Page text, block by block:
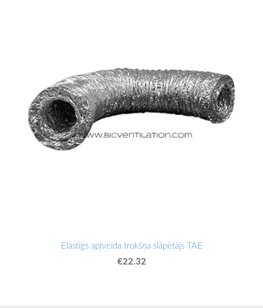
Elastīgs apļveida trokšņa slāpētājs TAE
€22.32